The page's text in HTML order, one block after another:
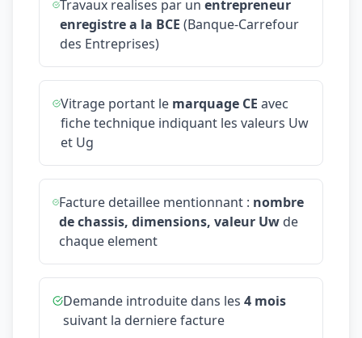
Travaux realises par un entrepreneur
enregistre a la BCE (Banque-Carrefour
des Entreprises)
Vitrage portant le marquage CE avec
fiche technique indiquant les valeurs Uw
et Ug
Facture detaillee mentionnant : nombre
de chassis, dimensions, valeur Uw de
chaque element
Demande introduite dans les 4 mois
suivant la derniere facture